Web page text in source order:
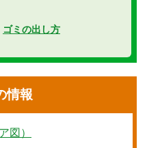
ゴミの出し方
情報
図）